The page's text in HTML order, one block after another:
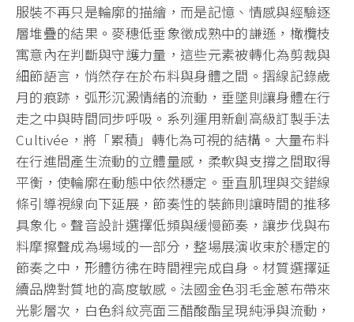
服裝不再只是輪廓的描繪，而是記憶、情感與經驗逐
層堆疊的結果。麥穗低垂象徵成熟中的謙遜，橄欖枝
寓意內在判斷與守護力量，這些元素被轉化為剪裁與
細節語言，悄然存在於布料與身體之間。摺線記錄歲
月的痕跡，弧形沉澱情緒的流動，垂墜則讓身體在行
走之中與時間同步呼吸。系列運用新創高級訂製手法
Cultivée，將「累積」轉化為可視的結構。大量布料
在行進間產生流動的立體量感，柔軟與支撐之間取得
平衡，使輪廓在動態中依然穩定。垂直肌理與交錯線
條引導視線向下延展，節奏性的裝飾則讓時間的推移
具象化。聲音設計選擇低頻與緩慢節奏，讓步伐與布
料摩擦聲成為場域的一部分，整場展演收束於穩定的
節奏之中，形體彷彿在時間裡完成自身。材質選擇延
續品牌對質地的高度敏感。法國金色羽毛金蔥布帶來
光影層次，白色斜紋亮面三醋酸酯呈現純淨與流動，